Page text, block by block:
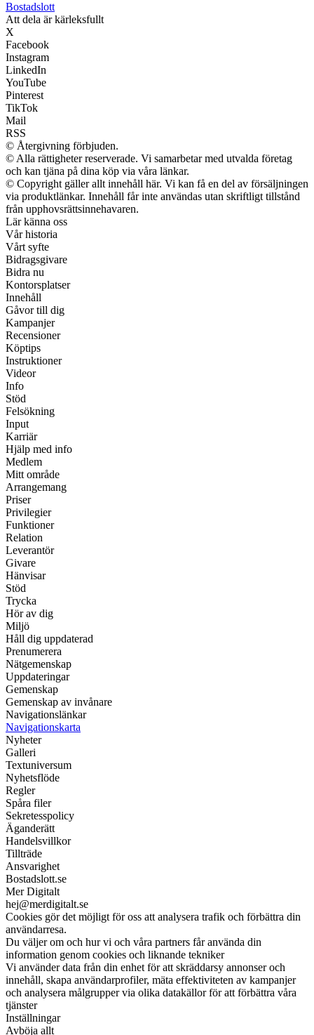
Bostadslott
Att dela är kärleksfullt
X
Facebook
Instagram
LinkedIn
YouTube
Pinterest
TikTok
Mail
RSS
© Återgivning förbjuden.
© Alla rättigheter reserverade. Vi samarbetar med utvalda företag
och kan tjäna på dina köp via våra länkar.
© Copyright gäller allt innehåll här. Vi kan få en del av försäljningen
via produktlänkar. Innehåll får inte användas utan skriftligt tillstånd
från upphovsrättsinnehavaren.
Lär känna oss
Vår historia
Vårt syfte
Bidragsgivare
Bidra nu
Kontorsplatser
Innehåll
Gåvor till dig
Kampanjer
Recensioner
Köptips
Instruktioner
Videor
Info
Stöd
Felsökning
Input
Karriär
Hjälp med info
Medlem
Mitt område
Arrangemang
Priser
Privilegier
Funktioner
Relation
Leverantör
Givare
Hänvisar
Stöd
Trycka
Hör av dig
Miljö
Håll dig uppdaterad
Prenumerera
Nätgemenskap
Uppdateringar
Gemenskap
Gemenskap av invånare
Navigationslänkar
Navigationskarta
Nyheter
Galleri
Textuniversum
Nyhetsflöde
Regler
Spåra filer
Sekretesspolicy
Äganderätt
Handelsvillkor
Tillträde
Ansvarighet
Bostadslott.se
Mer Digitalt
hej@merdigitalt.se
Cookies gör det möjligt för oss att analysera trafik och förbättra din
användarresa.
Du väljer om och hur vi och våra partners får använda din
information genom cookies och liknande tekniker
Vi använder data från din enhet för att skräddarsy annonser och
innehåll, skapa användarprofiler, mäta effektiviteten av kampanjer
och analysera målgrupper via olika datakällor för att förbättra våra
tjänster
Inställningar
Avböja allt